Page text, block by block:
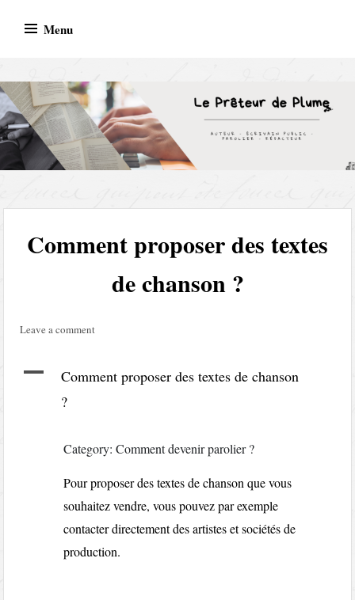
Menu
Comment proposer des textes
de chanson ?
Leave a comment
A
Comment proposer des textes de chanson
?
Category: Comment devenir parolier ?
Pour proposer des textes de chanson que vous
souhaitez vendre, vous pouvez par exemple
contacter directement des artistes et sociétés de
production.